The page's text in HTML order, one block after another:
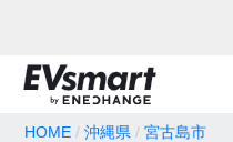
HOME 沖縄県 宮古島市